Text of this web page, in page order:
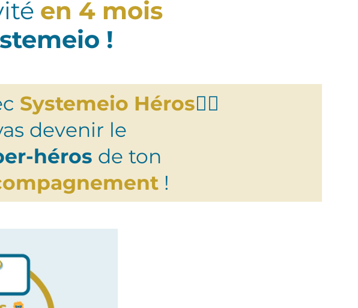
en 4 mois
!
Systemeio Héros🦸‍♀️
devenir le
héros de ton
!